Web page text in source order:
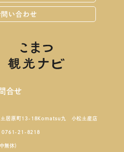
問い合わせ
合せ
居原町13-18Komatsu九 小松土産店
21-8218
休）